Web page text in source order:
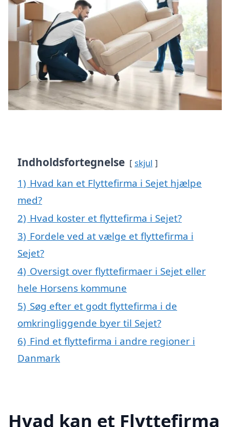
Indholdsfortegnelse skjul
1) Hvad kan et Flyttefirma i Sejet hjælpe
med?
2) Hvad koster et flyttefirma i Sejet?
3) Fordele ved at vælge et flyttefirma i
Sejet?
4) Oversigt over flyttefirmaer i Sejet eller
hele Horsens kommune
5) Søg efter et godt flyttefirma i de
omkringliggende byer til Sejet?
6) Find et flyttefirma i andre regioner i
Danmark
Hvad kan et Flyttefirma